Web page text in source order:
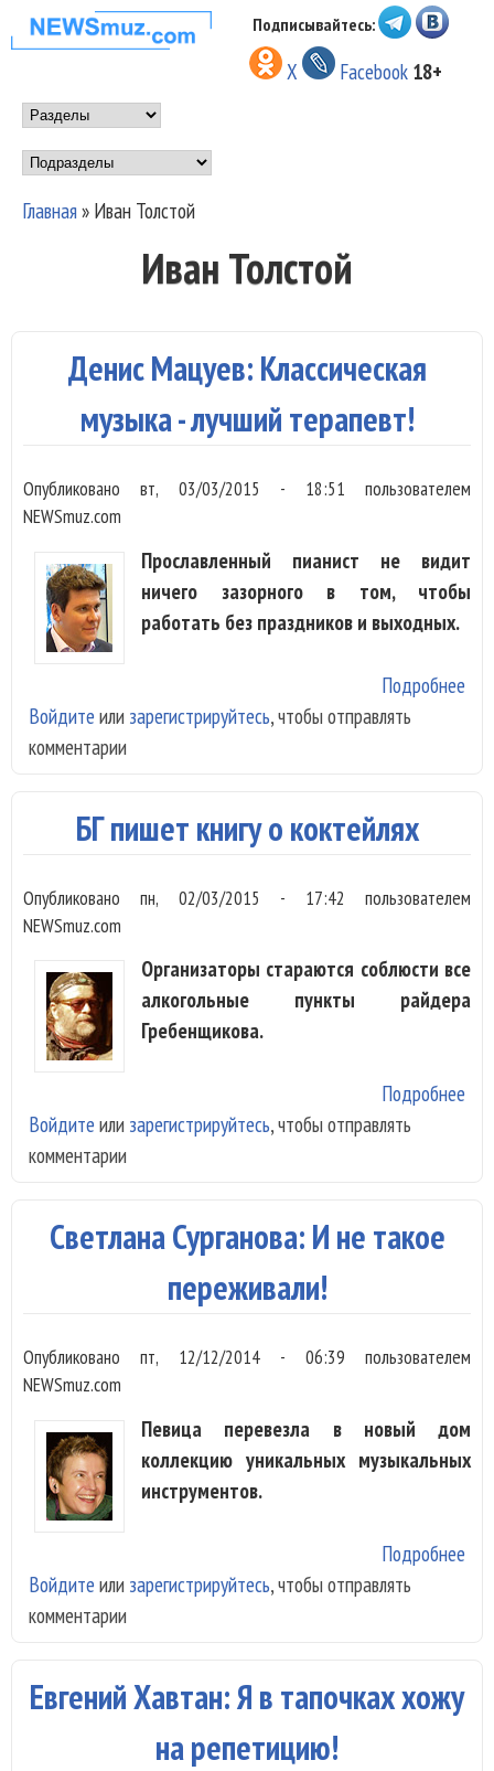
Перейти к основному
содержанию
НОВОСТИ
МУЗЫКИ И
ШОУ БИЗНЕСА
NEWSMUZ.COM
Подписывайтесь:
X Facebook 18+
Main menu
Подразделы
Главная» Иван Толстой
Иван Толстой
Денис Мацуев: Классическая
музыка - лучший терапевт!
Опубликовановт, 03/03/2015 - 18:51 пользователем
NEWSmuz.com
Прославленный пианист не видит
ничего зазорного в том, чтобы
работать без праздников и выходных.
Подробнее
Войдите или зарегистрируйтесь, чтобы отправлять
комментарии
БГ пишет книгу о коктейлях
Опубликованопн, 02/03/2015 - 17:42 пользователем
NEWSmuz.com
Организаторы стараются соблюсти все
алкогольные пункты райдера
Гребенщикова.
Подробнее
Войдите или зарегистрируйтесь, чтобы отправлять
комментарии
Светлана Сурганова: И не такое
переживали!
Опубликованопт, 12/12/2014 - 06:39 пользователем
NEWSmuz.com
Певица перевезла в новый дом
коллекцию уникальных музыкальных
инструментов.
Подробнее
Войдите или зарегистрируйтесь, чтобы отправлять
комментарии
Евгений Хавтан: Я в тапочках хожу
на репетицию!